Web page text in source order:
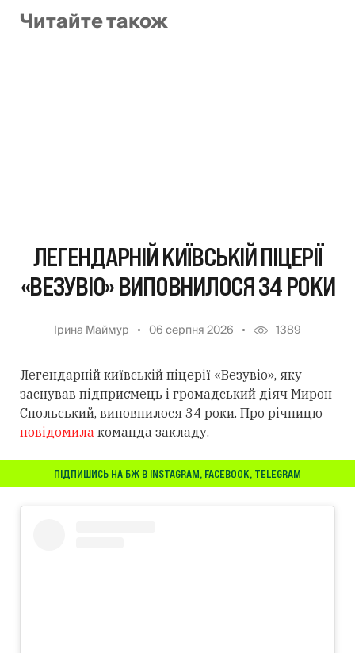
Читайте також
ЛЕГЕНДАРНІЙ КИЇВСЬКІЙ ПІЦЕРІЇ
«ВЕЗУВІО» ВИПОВНИЛОСЯ 34 РОКИ
Ірина Маймур 06 серпня 2026 1389
Легендарній київській піцерії «Везувіо», яку
заснував підприємець і громадський діяч Мирон
Спольський, виповнилося 34 роки. Про річницю
повідомила команда закладу.
ПІДПИШИСЬ НА БЖ В INSTAGRAM, FACEBOOK, TELEGRAM